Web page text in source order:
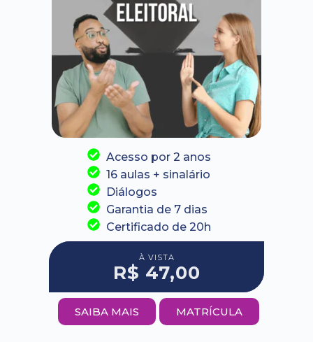
Acesso por 2 anos
16 aulas + sinalário
Diálogos
Garantia de 7 dias
Certificado de 20h
À VISTA
R$ 47,00
SAIBA MAIS MATRÍCULA